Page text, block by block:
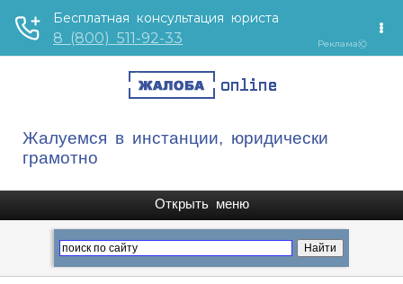
Жалуемся в инстанции, юридически
грамотно